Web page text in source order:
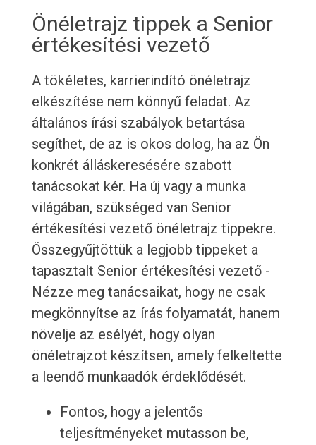
Önéletrajz tippek a Senior
értékesítési vezető
A tökéletes, karrierindító önéletrajz
elkészítése nem könnyű feladat. Az
általános írási szabályok betartása
segíthet, de az is okos dolog, ha az Ön
konkrét álláskeresésére szabott
tanácsokat kér. Ha új vagy a munka
világában, szükséged van Senior
értékesítési vezető önéletrajz tippekre.
Összegyűjtöttük a legjobb tippeket a
tapasztalt Senior értékesítési vezető -
Nézze meg tanácsaikat, hogy ne csak
megkönnyítse az írás folyamatát, hanem
növelje az esélyét, hogy olyan
önéletrajzot készítsen, amely felkeltette
a leendő munkaadók érdeklődését.
Fontos, hogy a jelentős
teljesítményeket mutasson be,